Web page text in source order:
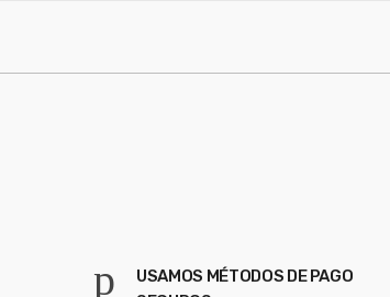
USAMOS MÉTODOS DE PAGO